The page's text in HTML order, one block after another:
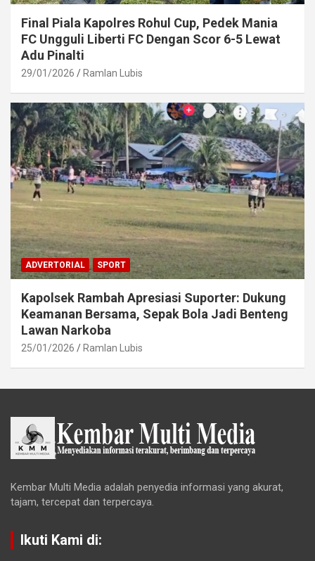
Final Piala Kapolres Rohul Cup, Pedek Mania
FC Ungguli Liberti FC Dengan Scor 6-5 Lewat
Adu Pinalti
29/01/2026 Ramlan Lubis
ADVERTORIAL SPORT
Kapolsek Rambah Apresiasi Suporter: Dukung
Keamanan Bersama, Sepak Bola Jadi Benteng
Lawan Narkoba
25/01/2026 Ramlan Lubis
Kembar Multi Media adalah penyedia informasi yang akurat,
tajam, tercepat dan terpercaya.
Ikuti Kami di: